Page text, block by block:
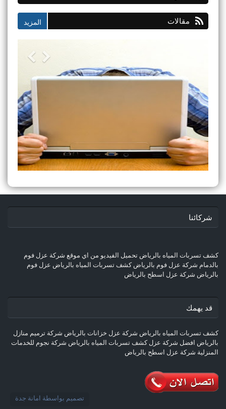
مقالات
شركائنا
كشف تسربات المياه بالرياض تحميل الفيديو من اي موقع شركة عزل فوم
بالدمام شركة عزل فوم بالرياض كشف تسربات المياه بالرياض عزل فوم
بالرياض شركة عزل اسطح بالرياض
قد يهمك
كشف تسربات المياه بالرياض شركة عزل خزانات بالرياض شركة ترميم منازل
بالرياض افضل شركة عزلكشف تسربات المياه بالرياض شركة نجوم للخدمات
المنزلية شركة عزل اسطح بالرياض
تصميم بواسطة امانة جدة